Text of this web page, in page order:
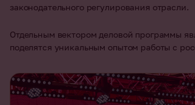
законодательного регулирования отрасли.
Отдельным вектором деловой программы
поделятся уникальным опытом работы с